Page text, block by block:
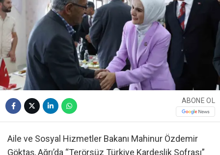
ABONE OL
Aile ve Sosyal Hizmetler Bakanı Mahinur Özdemir
Göktaş, Ağrı’da “Terörsüz Türkiye Kardeşlik Sofrası”